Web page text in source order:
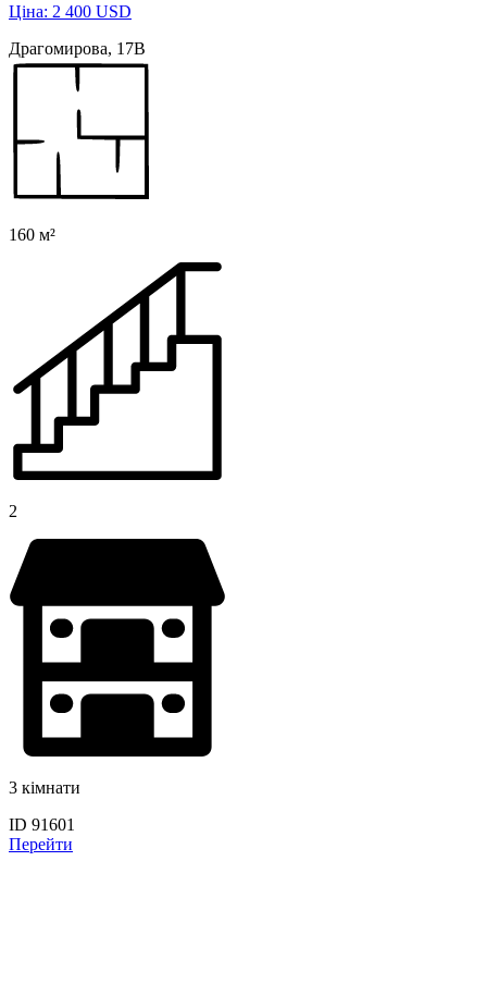
Ціна: 2 400 USD
Драгомирова, 17В
160 м²
2
3 кімнати
ID 91601
Перейти